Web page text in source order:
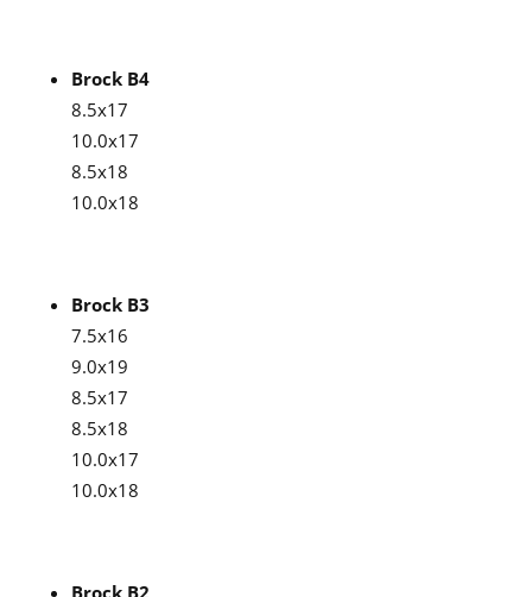
Brock B4
8.5x17
10.0x17
8.5x18
10.0x18
Brock B3
7.5x16
9.0x19
8.5x17
8.5x18
10.0x17
10.0x18
Brock B2